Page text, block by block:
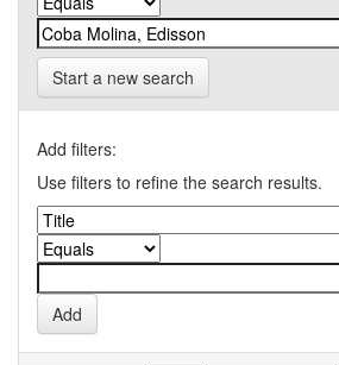
Start a new search
Add filters:
Use filters to refine the search results.